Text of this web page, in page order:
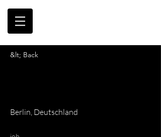
&lt; Back
Berlin, Deutschland